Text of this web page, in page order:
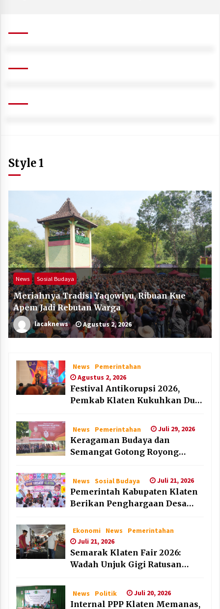
Style 1
News Sosial Budaya
Meriahnya Tradisi Yaqowiyu, Ribuan Kue
Apem Jadi Rebutan Warga
lacaknews Agustus 2, 2026
News
Pemerintahan
Agustus 2, 2026
Festival Antikorupsi 2026,
Pemkab Klaten Kukuhkan Duta
News Pemerintahan Juli 29, 2026
Keragaman Budaya dan
Semangat Gotong Royong
News Sosial Budaya Juli 21, 2026
Pemerintah Kabupaten Klaten
Berikan Penghargaan Desa
HAN 2026
Ekonomi News
Pemerintahan
Juli 21, 2026
Semarak Klaten Fair 2026:
Wadah Unjuk Gigi Ratusan
News Politik Juli 20, 2026
Internal PPP Klaten Memanas,